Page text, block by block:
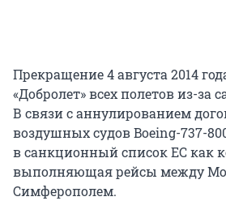
Прекращение 4 августа 2014
«Добролет» всех полетов из-за
В связи с аннулированием
воздушных судов Boeing-737-
в санкционный список ЕС как
выполняющая рейсы между
Симферополем.